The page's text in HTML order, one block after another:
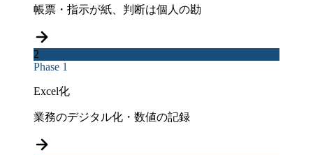
帳票・指示が紙、判断は個人の勘
2
Phase 1
Excel化
業務のデジタル化・数値の記録